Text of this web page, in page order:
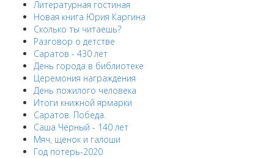
Литературная гостиная
Новая книга Юрия Каргина
Сколько ты читаешь?
Разговор о детстве
Саратов - 430 лет
День города в библиотеке
Церемония награждения
День пожилого человека
Итоги книжной ярмарки
Саратов. Победа.
Саша Чёрный - 140 лет
Мяч, щенок и галоши
Год потерь-2020